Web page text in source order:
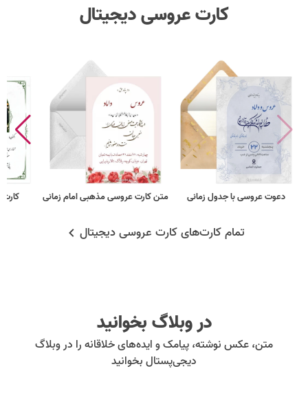
کارت عروسی دیجیتال
دعوت عروسی با جدول زمانی متن کارت عروسی مذهبی امام زمانی کارت
تمام کارت‌های کارت عروسی دیجیتال
در وبلاگ بخوانید
متن، عکس نوشته، پیامک و ایده‌های خلاقانه را در وبلاگ
دیجی‌پستال بخوانید